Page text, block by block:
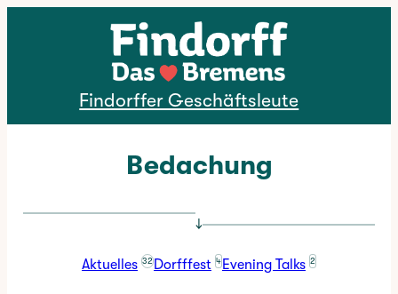
Direkt zum Inhalt
Findorffer Geschäftsleute
Bedachung
↓
Aktuelles 32 Dorfffest 4 Evening Talks 2